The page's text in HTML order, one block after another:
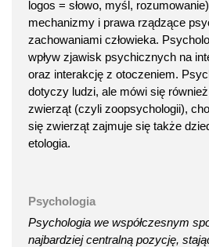
logos = słowo, myśl,
mechanizmy i prawa rządzące
zachowaniami człowieka.
wpływ zjawisk psychicznych na
oraz interakcję z otoczeniem.
dotyczy ludzi, ale mówi się
zwierząt (czyli zoopsychologii),
się zwierząt zajmuje się także
etologia.
Psychologia
Psychologia we współczesnym
najbardziej centralną pozycję,